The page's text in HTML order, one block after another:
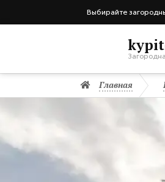
Выбирайте
Главная